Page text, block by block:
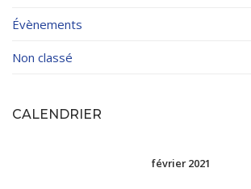
Évènements
Non classé
CALENDRIER
février 2021